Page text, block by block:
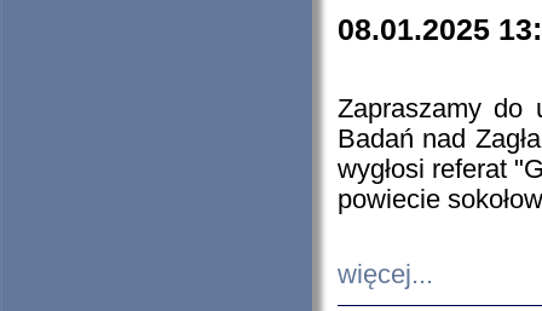
08.01.2025
Zapraszamy do
Badań nad
wygłosi referat
powiecie
więcej...